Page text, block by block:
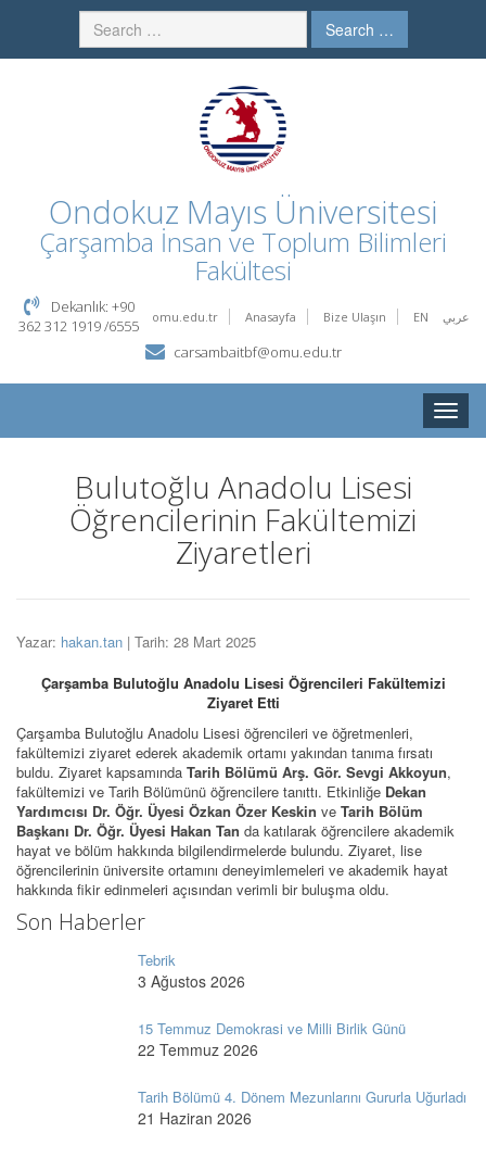
Search …
Ondokuz Mayıs Üniversitesi
Çarşamba İnsan ve Toplum Bilimleri
Fakültesi
omu.edu.tr Anasayfa Bize Ulaşın EN عربي
Dekanlık: +90
362 312 1919 /6555
carsambaitbf@omu.edu.tr
Toggle
Bulutoğlu Anadolu Lisesi
Öğrencilerinin Fakültemizi
Ziyaretleri
Yazar: hakan.tan | Tarih: 28 Mart 2025
Çarşamba Bulutoğlu Anadolu Lisesi Öğrencileri Fakültemizi
Ziyaret Etti
Çarşamba Bulutoğlu Anadolu Lisesi öğrencileri ve öğretmenleri,
fakültemizi ziyaret ederek akademik ortamı yakından tanıma fırsatı
buldu. Ziyaret kapsamında Tarih Bölümü Arş. Gör. Sevgi Akkoyun,
fakültemizi ve Tarih Bölümünü öğrencilere tanıttı. Etkinliğe Dekan
Yardımcısı Dr. Öğr. Üyesi Özkan Özer Keskin ve Tarih Bölüm
Başkanı Dr. Öğr. Üyesi Hakan Tan da katılarak öğrencilere akademik
hayat ve bölüm hakkında bilgilendirmelerde bulundu. Ziyaret, lise
öğrencilerinin üniversite ortamını deneyimlemeleri ve akademik hayat
hakkında fikir edinmeleri açısından verimli bir buluşma oldu.
Son Haberler
Tebrik
3 Ağustos 2026
15 Temmuz Demokrasi ve Milli Birlik Günü
22 Temmuz 2026
Tarih Bölümü 4. Dönem Mezunlarını Gururla Uğurladı
21 Haziran 2026